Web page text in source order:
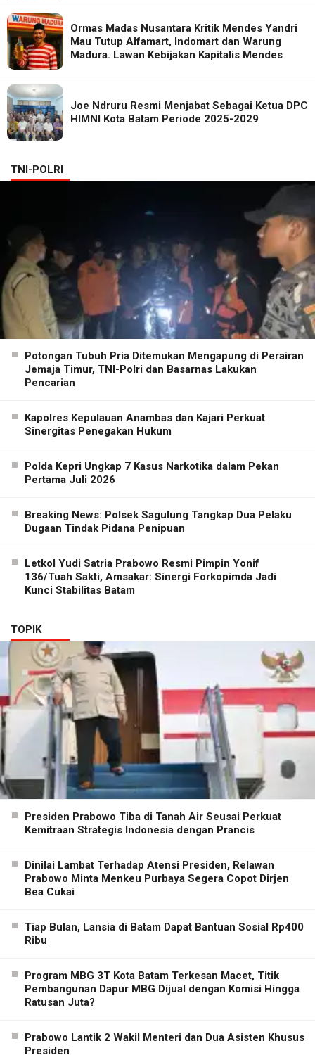
Ormas Madas Nusantara Kritik Mendes Yandri
Mau Tutup Alfamart, Indomart dan Warung
Madura. Lawan Kebijakan Kapitalis Mendes
Joe Ndruru Resmi Menjabat Sebagai Ketua DPC
HIMNI Kota Batam Periode 2025-2029
TNI-POLRI
Potongan Tubuh Pria Ditemukan Mengapung di Perairan
Jemaja Timur, TNI-Polri dan Basarnas Lakukan
Pencarian
Kapolres Kepulauan Anambas dan Kajari Perkuat
Sinergitas Penegakan Hukum
Polda Kepri Ungkap 7 Kasus Narkotika dalam Pekan
Pertama Juli 2026
Breaking News: Polsek Sagulung Tangkap Dua Pelaku
Dugaan Tindak Pidana Penipuan
Letkol Yudi Satria Prabowo Resmi Pimpin Yonif
136/Tuah Sakti, Amsakar: Sinergi Forkopimda Jadi
Kunci Stabilitas Batam
TOPIK
Presiden Prabowo Tiba di Tanah Air Seusai Perkuat
Kemitraan Strategis Indonesia dengan Prancis
Dinilai Lambat Terhadap Atensi Presiden, Relawan
Prabowo Minta Menkeu Purbaya Segera Copot Dirjen
Bea Cukai
Tiap Bulan, Lansia di Batam Dapat Bantuan Sosial Rp400
Ribu
Program MBG 3T Kota Batam Terkesan Macet, Titik
Pembangunan Dapur MBG Dijual dengan Komisi Hingga
Ratusan Juta?
Prabowo Lantik 2 Wakil Menteri dan Dua Asisten Khusus
Presiden